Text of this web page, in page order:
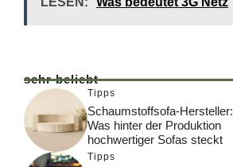
sehr beliebt
Tipps
Schaumstoffsofa-Hersteller:
Was hinter der Produktion
hochwertiger Sofas steckt
Tipps